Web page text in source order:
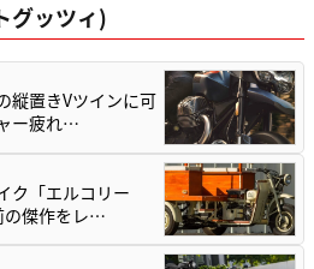
グッツィ)
縦置きVツインに可
ー疲れ…
ク「エルコリー
の傑作をレ…